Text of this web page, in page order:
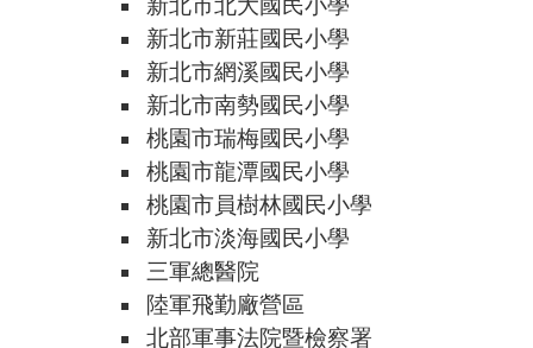
新北市新莊國民小學
新北市網溪國民小學
新北市南勢國民小學
桃園市瑞梅國民小學
桃園市龍潭國民小學
桃園市員樹林國民小學
新北市淡海國民小學
三軍總醫院
陸軍飛勤廠營區
北部軍事法院暨檢察署